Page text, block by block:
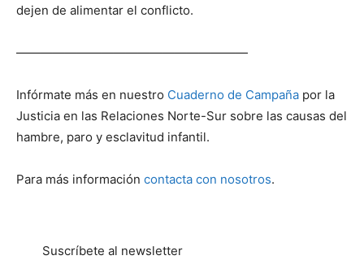
dejen de alimentar el conflicto.
———————————————————
Infórmate más en nuestro Cuaderno de Campaña por la
Justicia en las Relaciones Norte-Sur sobre las causas del
hambre, paro y esclavitud infantil.
Para más información contacta con nosotros.
Suscríbete al newsletter